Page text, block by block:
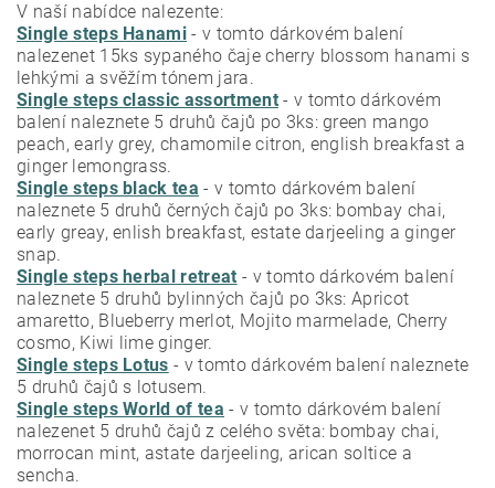
V naší nabídce nalezente:
Single steps Hanami - v tomto dárkovém balení
nalezenet 15ks sypaného čaje cherry blossom hanami s
lehkými a svěžím tónem jara.
Single steps classic assortment- v tomto dárkovém
balení naleznete 5 druhů čajů po 3ks: green mango
peach, early grey, chamomile citron, english breakfast a
ginger lemongrass.
Single steps black tea - v tomto dárkovém balení
naleznete 5 druhů černých čajů po 3ks: bombay chai,
early greay, enlish breakfast, estate darjeeling a ginger
snap.
Single steps herbal retreat - v tomto dárkovém balení
naleznete 5 druhů bylinných čajů po 3ks: Apricot
amaretto, Blueberry merlot, Mojito marmelade, Cherry
cosmo, Kiwi lime ginger.
Single steps Lotus - v tomto dárkovém balení naleznete
5 druhů čajů s lotusem.
Single steps World of tea - v tomto dárkovém balení
nalezenet 5 druhů čajů z celého světa: bombay chai,
morrocan mint, astate darjeeling, arican soltice a
sencha.